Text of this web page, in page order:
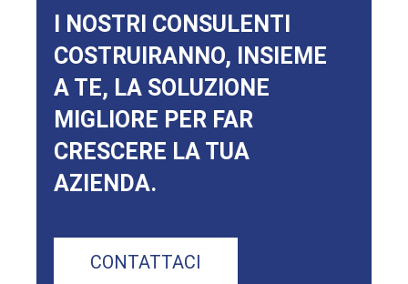
I NOSTRI CONSULENTI
COSTRUIRANNO, INSIEME
A TE, LA SOLUZIONE
MIGLIORE PER FAR
CRESCERE LA TUA
AZIENDA.
CONTATTACI